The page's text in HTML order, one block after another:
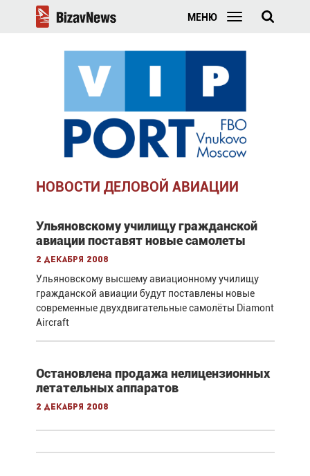
МЕНЮ
НОВОСТИ ДЕЛОВОЙ АВИАЦИИ
Ульяновскому училищу гражданской
авиации поставят новые самолеты
2 декабря 2008
Ульяновскому высшему авиационному училищу
гражданской авиации будут поставлены новые
современные двухдвигательные самолёты Diamont
Aircraft
Остановлена продажа нелицензионных
летательных аппаратов
2 декабря 2008